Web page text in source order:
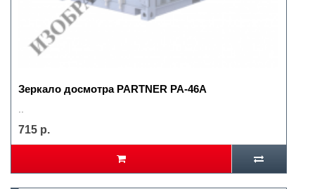
Зеркало досмотра PARTNER РА-46А
715 р.